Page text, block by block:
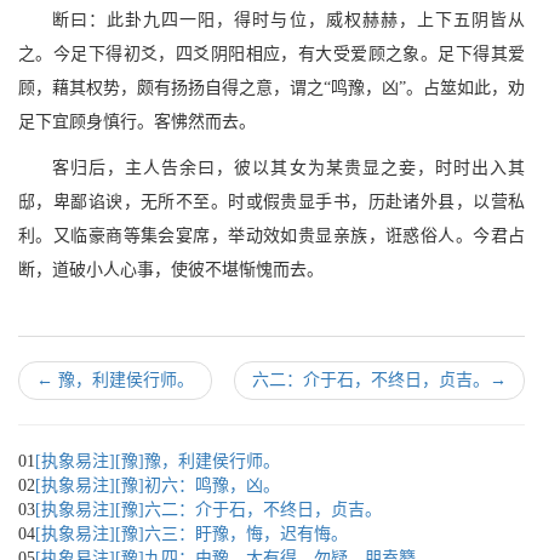
断曰：此卦九四一阳，得时与位，威权赫赫，上下五阴皆从
之。今足下得初爻，四爻阴阳相应，有大受爱顾之象。足下得其爱
顾，藉其权势，颇有扬扬自得之意，谓之“鸣豫，凶”。占筮如此，劝
足下宜顾身慎行。客怫然而去。
客归后，主人告余曰，彼以其女为某贵显之妾，时时出入其
邸，卑鄙谄谀，无所不至。时或假贵显手书，历赴诸外县，以营私
利。又临豪商等集会宴席，举动效如贵显亲族，诳惑俗人。今君占
断，道破小人心事，使彼不堪惭愧而去。
← 豫，利建侯行师。 六二：介于石，不终日，贞吉。 →
01 [执象易注][豫]豫，利建侯行师。
02[执象易注][豫]初六：鸣豫，凶。
03[执象易注][豫]六二：介于石，不终日，贞吉。
04[执象易注][豫]六三：盱豫，悔，迟有悔。